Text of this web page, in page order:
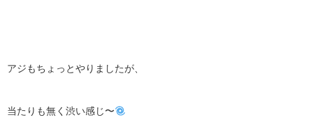
アジもちょっとやりましたが、
当たりも無く渋い感じ〜